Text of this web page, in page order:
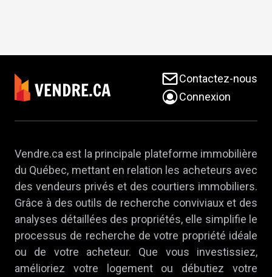
Contactez-nous
Connexion
Vendre.ca est la principale plateforme immobilière
du Québec, mettant en relation les acheteurs avec
des vendeurs privés et des courtiers immobiliers.
Grâce à des outils de recherche conviviaux et des
analyses détaillées des propriétés, elle simplifie le
processus de recherche de votre propriété idéale
ou de votre acheteur. Que vous investissiez,
amélioriez votre logement ou débutiez votre